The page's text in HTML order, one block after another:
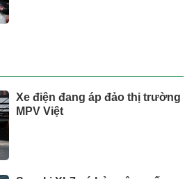
Xe điện đang áp đảo thị trường
MPV Việt